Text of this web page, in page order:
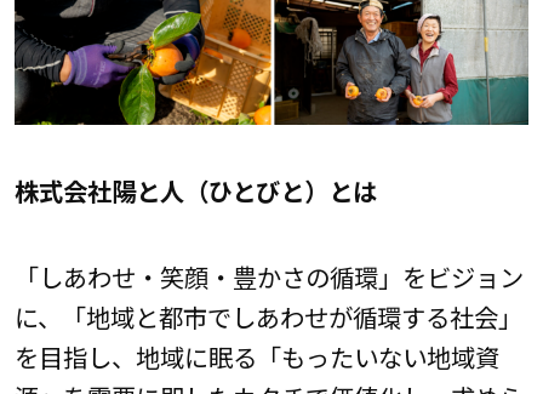
株式会社陽と人（ひとびと）とは
「しあわせ・笑顔・豊かさの循環」をビジョン
に、「地域と都市でしあわせが循環する社会」
を目指し、地域に眠る「もったいない地域資